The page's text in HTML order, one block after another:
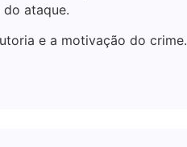
ataque.
e a motivação do crime.